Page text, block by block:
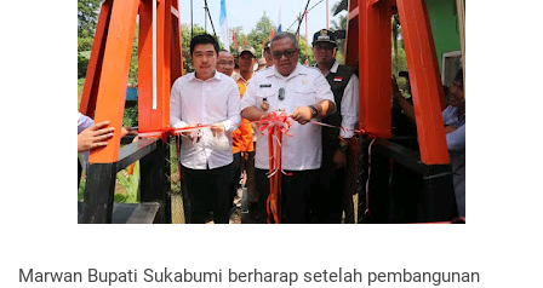
Marwan Bupati Sukabumi berharap setelah pembangunan